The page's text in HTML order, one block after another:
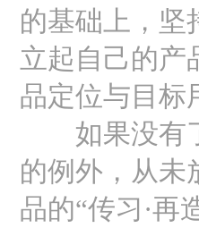
的基础上，坚
立起自己的产
品定位与目标
如果没有了
的例外，从未
品的“传习·再